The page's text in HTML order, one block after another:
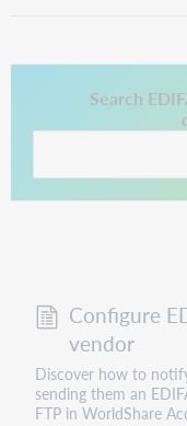
Search
This link opens in a
Configure
vendor
Discover how to
sending them an
FTP in WorldShare